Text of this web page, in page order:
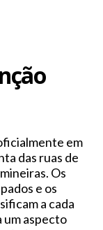
em
das ruas de
Os
e os
a cada
um aspecto